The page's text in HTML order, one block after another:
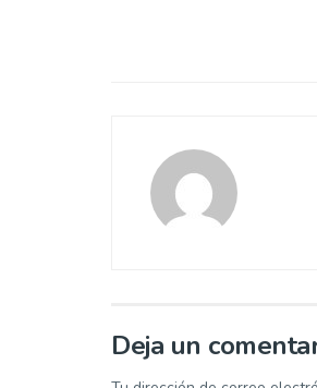
Deja un